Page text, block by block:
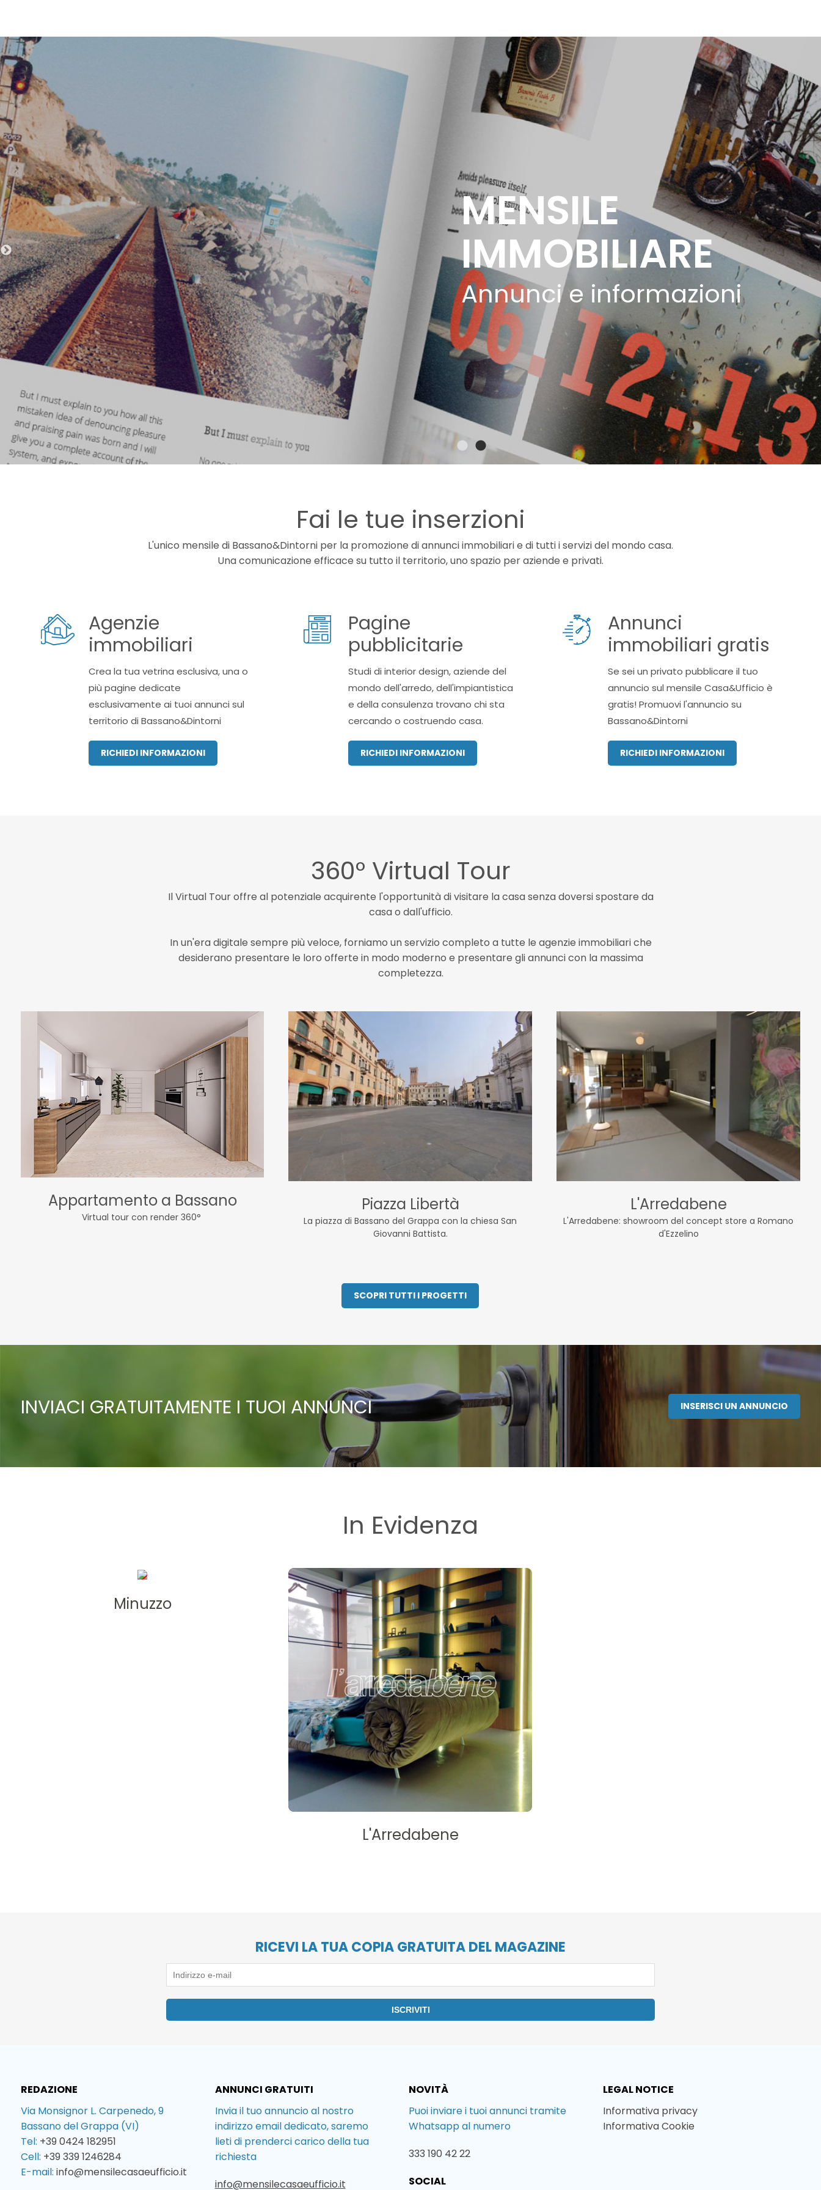
VIRTUAL
TOUR 360°
Bassano&Dintorni
MENSILE
IMMOBILIARE
Annunci e informazioni
Fai le tue inserzioni
L'unico mensile di Bassano&Dintorni per la promozione di annunci immobiliari e di tutti i servizi del mondo casa.
Una comunicazione efficace su tutto il territorio, uno spazio per aziende e privati.
Agenzie
immobiliari
Crea la tua vetrina esclusiva, una o
più pagine dedicate
esclusivamente ai tuoi annunci sul
territorio di Bassano&Dintorni
RICHIEDI INFORMAZIONI
Pagine
pubblicitarie
Studi di interior design, aziende del
mondo dell'arredo, dell'impiantistica
e della consulenza trovano chi sta
cercando o costruendo casa.
RICHIEDI INFORMAZIONI
Annunci
immobiliari gratis
Se sei un privato pubblicare il tuo
annuncio sul mensile Casa&Ufficio è
gratis! Promuovi l'annuncio su
Bassano&Dintorni
RICHIEDI INFORMAZIONI
360° Virtual Tour
Il Virtual Tour offre al potenziale acquirente l'opportunità di visitare la casa senza doversi spostare da
casa o dall'ufficio.
In un'era digitale sempre più veloce, forniamo un servizio completo a tutte le agenzie immobiliari che
desiderano presentare le loro offerte in modo moderno e presentare gli annunci con la massima
completezza.
Appartamento a Bassano
Virtual tour con render 360°
Piazza Libertà
La piazza di Bassano del Grappa con la chiesa San
Giovanni Battista.
L'Arredabene
L'Arredabene: showroom del concept store a Romano
d'Ezzelino
SCOPRI TUTTI I PROGETTI
INVIACI GRATUITAMENTE I TUOI ANNUNCI INSERISCI UN ANNUNCIO
In Evidenza
Minuzzo
L'Arredabene
RICEVI LA TUA COPIA GRATUITA DEL MAGAZINE
REDAZIONE
Via Monsignor L. Carpenedo, 9
Bassano del Grappa (VI)
Tel: +39 0424 182951
Cell: +39 339 1246284
E-mail: info@mensilecasaeufficio.it
ANNUNCI GRATUITI
Invia il tuo annuncio al nostro
indirizzo email dedicato, saremo
lieti di prenderci carico della tua
richiesta
info@mensilecasaeufficio.it
NOVITÀ
Puoi inviare i tuoi annunci tramite
Whatsapp al numero
333 190 42 22
SOCIAL
LEGAL NOTICE
Informativa privacy
Informativa Cookie